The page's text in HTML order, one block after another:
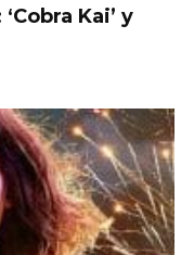
Kai’ y